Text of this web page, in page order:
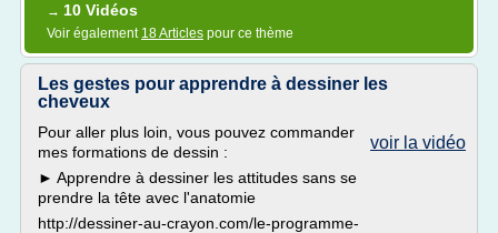
→ 10 Vidéos
Voir également 18 Articles pour ce thème
Les gestes pour apprendre à dessiner les
cheveux
voir la vidéo
Pour aller plus loin, vous pouvez commander
mes formations de dessin :
► Apprendre à dessiner les attitudes sans se
prendre la tête avec l'anatomie
http://dessiner-au-crayon.com/le-programme-